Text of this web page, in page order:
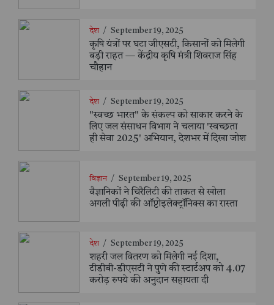
देश / September 19, 2025
कृषि यंत्रों पर घटा जीएसटी, किसानों को मिलेगी
बड़ी राहत — केंद्रीय कृषि मंत्री शिवराज सिंह
चौहान
देश / September 19, 2025
"स्वच्छ भारत" के संकल्प को साकार करने के
लिए जल संसाधन विभाग ने चलाया 'स्वच्छता
ही सेवा 2025' अभियान, देशभर में दिखा जोश
विज्ञान / September 19, 2025
वैज्ञानिकों ने चिरैलिटी की ताकत से खोला
अगली पीढ़ी की ऑप्टोइलेक्ट्रॉनिक्स का रास्ता
देश / September 19, 2025
शहरी जल वितरण को मिलेगी नई दिशा,
टीडीबी-डीएसटी ने पुणे की स्टार्टअप को 4.07
करोड़ रुपये की अनुदान सहायता दी